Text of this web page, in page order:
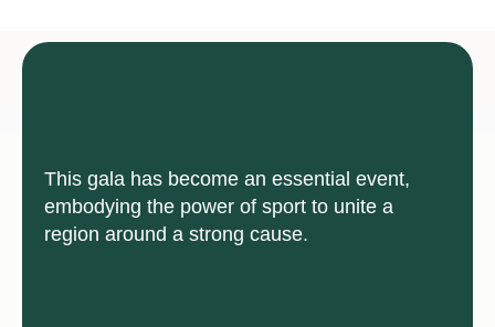
This gala has become an essential event,
embodying the power of sport to unite a
region around a strong cause.